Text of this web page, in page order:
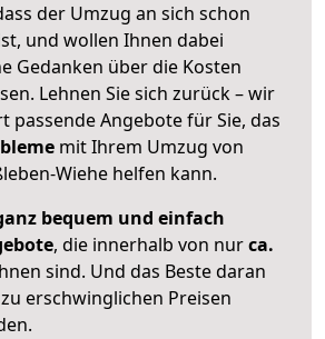
der Umzug an sich schon
und wollen Ihnen dabei
Gedanken über die Kosten
Lehnen Sie sich zurück – wir
passende Angebote für Sie, das
mit Ihrem Umzug von
Wiehe helfen kann.
bequem und einfach
, die innerhalb von nurca.
sind. Und das Beste daran
erschwinglichen Preisen